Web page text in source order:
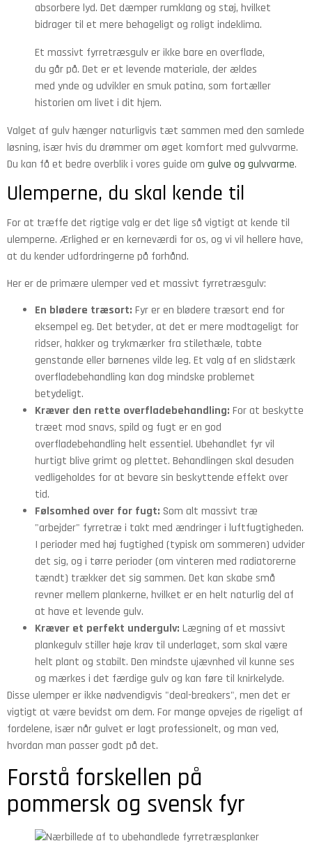
absorbere lyd. Det dæmper rumklang og støj, hvilket
bidrager til et mere behageligt og roligt indeklima.
Et massivt fyrretræsgulv er ikke bare en overflade,
du går på. Det er et levende materiale, der ældes
med ynde og udvikler en smuk patina, som fortæller
historien om livet i dit hjem.
Valget af gulv hænger naturligvis tæt sammen med den samlede
løsning, især hvis du drømmer om øget komfort med gulvvarme.
Du kan få et bedre overblik i vores guide om gulve og gulvvarme.
Ulemperne, du skal kende til
For at træffe det rigtige valg er det lige så vigtigt at kende til
ulemperne. Ærlighed er en kerneværdi for os, og vi vil hellere have,
at du kender udfordringerne på forhånd.
Her er de primære ulemper ved et massivt fyrretræsgulv:
En blødere træsort: Fyr er en blødere træsort end for
eksempel eg. Det betyder, at det er mere modtageligt for
ridser, hakker og trykmærker fra stilethæle, tabte
genstande eller børnenes vilde leg. Et valg af en slidstærk
overfladebehandling kan dog mindske problemet
betydeligt.
Kræver den rette overfladebehandling: For at beskytte
træet mod snavs, spild og fugt er en god
overfladebehandling helt essentiel. Ubehandlet fyr vil
hurtigt blive grimt og plettet. Behandlingen skal desuden
vedligeholdes for at bevare sin beskyttende effekt over
tid.
Følsomhed over for fugt: Som alt massivt træ
"arbejder" fyrretræ i takt med ændringer i luftfugtigheden.
I perioder med høj fugtighed (typisk om sommeren) udvider
det sig, og i tørre perioder (om vinteren med radiatorerne
tændt) trækker det sig sammen. Det kan skabe små
revner mellem plankerne, hvilket er en helt naturlig del af
at have et levende gulv.
Kræver et perfekt undergulv: Lægning af et massivt
plankegulv stiller høje krav til underlaget, som skal være
helt plant og stabilt. Den mindste ujævnhed vil kunne ses
og mærkes i det færdige gulv og kan føre til knirkelyde.
Disse ulemper er ikke nødvendigvis "deal-breakers", men det er
vigtigt at være bevidst om dem. For mange opvejes de rigeligt af
fordelene, især når gulvet er lagt professionelt, og man ved,
hvordan man passer godt på det.
Forstå forskellen på
pommersk og svensk fyr